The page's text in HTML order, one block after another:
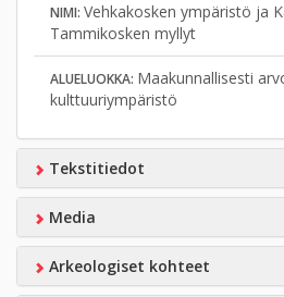
NIMI: Vehkakosken ympäristö ja
Tammikosken myllyt
ALUELUOKKA: Maakunnallisesti
kulttuuriympäristö
Tekstitiedot
Media
Arkeologiset kohteet